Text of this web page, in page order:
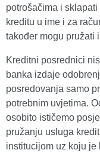
potrošačima i
kreditu u ime i za
također mogu pružati
Kreditni posrednici
banka izdaje
posredovanja samo
potrebnim uvjetima.
osobito ističemo
pružanju usluga
institucijom uz koju je